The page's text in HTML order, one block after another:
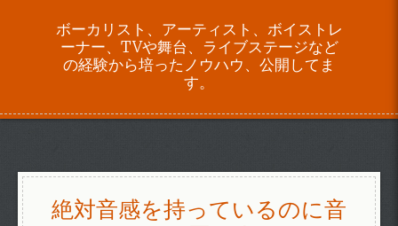
ボーカリスト、アーティスト、ボイストレ
ーナー、TVや舞台、ライブステージなど
の経験から培ったノウハウ、公開してま
す。
絶対音感を持っているのに音